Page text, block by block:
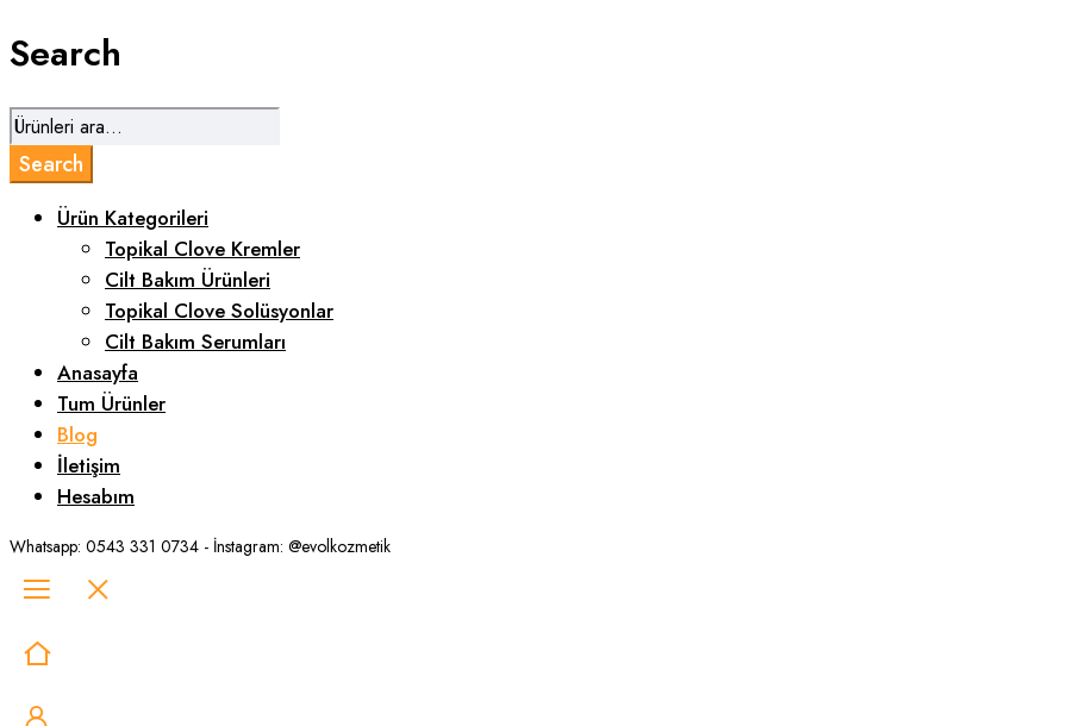
Search
Ürün Kategorileri
Topikal Clove Kremler
Cilt Bakım Ürünleri
Topikal Clove Solüsyonlar
Cilt Bakım Serumları
Anasayfa
Tum Ürünler
Blog
İletişim
Hesabım
Whatsapp: 0543 331 0734 - İnstagram: @evolkozmetik